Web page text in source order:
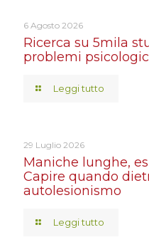
6 Agosto 2026
Ricerca su 5mila
problemi
Leggi tutto
29 Luglio 2026
Maniche lunghe,
Capire quando
autolesionismo
Leggi tutto